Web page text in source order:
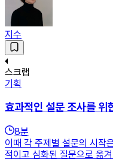
지수
스크랩
기획
효과적인 설문 조사를 위
8분
이때 각 주제별 설문의 시작
적이고 심화된 질문으로 옮